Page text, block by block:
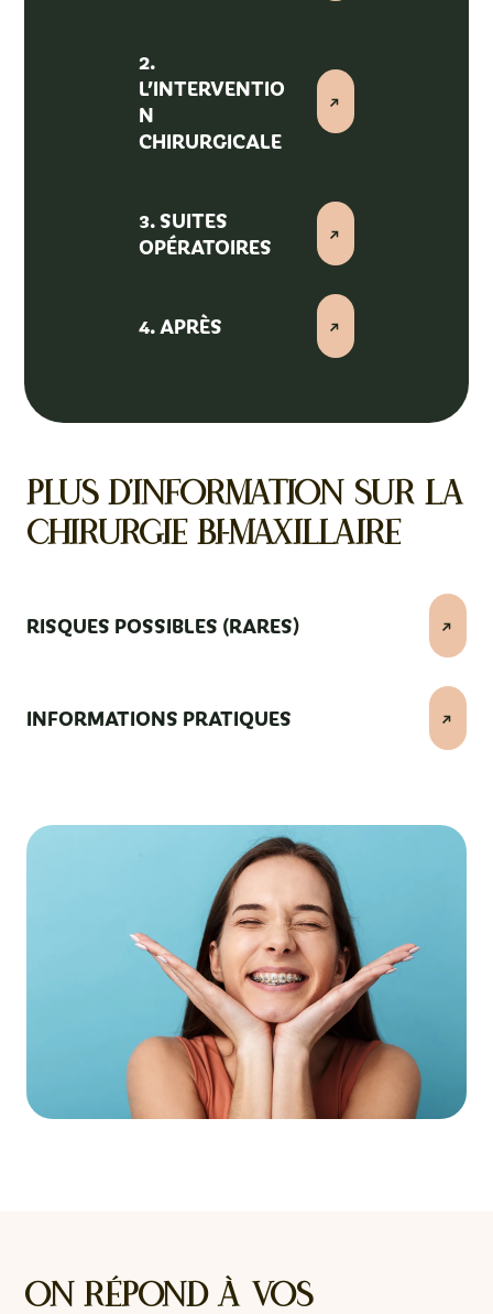
2.
L’INTERVENTIO
N
CHIRURGICALE
3. SUITES
OPÉRATOIRES
4. APRÈS
Plus d'information sur la
chirurgie bi-maxillaire
RISQUES POSSIBLES (RARES)
INFORMATIONS PRATIQUES
On répond à vos